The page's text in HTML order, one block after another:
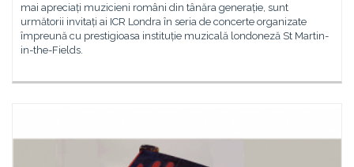
mai apreciați muzicieni români din tânăra generație, sunt
următorii invitați ai ICR Londra în seria de concerte organizate
împreună cu prestigioasa instituție muzicală londoneză St Martin-
in-the-Fields.